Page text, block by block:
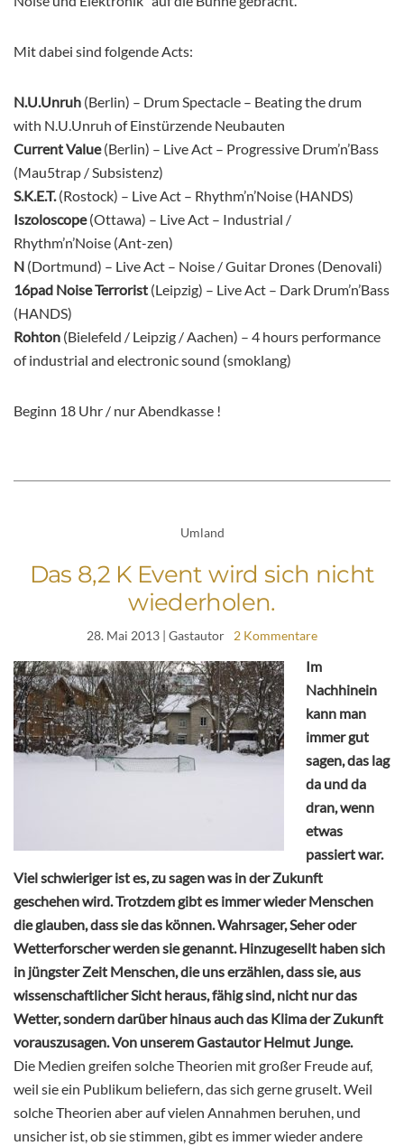
Mit dabei sind folgende Acts:
N.U.Unruh (Berlin) – Drum Spectacle – Beating the drum
with N.U.Unruh of Einstürzende Neubauten
Current Value(Berlin) – Live Act – Progressive Drum’n’Bass
(Mau5trap / Subsistenz)
S.K.E.T. (Rostock) – Live Act – Rhythm’n’Noise (HANDS)
Iszoloscope(Ottawa) – Live Act – Industrial /
Rhythm’n’Noise (Ant-zen)
N (Dortmund) – Live Act – Noise / Guitar Drones (Denovali)
16pad Noise Terrorist (Leipzig) – Live Act – Dark Drum’n’Bass
(HANDS)
Rohton (Bielefeld / Leipzig / Aachen) – 4 hours performance
of industrial and electronic sound (smoklang)
Beginn 18 Uhr / nur Abendkasse !
Umland
Das 8,2 K Event wird sich nicht
wiederholen.
28. Mai 2013 | Gastautor 2 Kommentare
Im
Nachhinein
kann man
immer gut
sagen, das lag
da und da
dran, wenn
etwas
passiert war.
Viel schwieriger ist es, zu sagen was in der Zukunft
geschehen wird. Trotzdem gibt es immer wieder Menschen
die glauben, dass sie das können. Wahrsager, Seher oder
Wetterforscher werden sie genannt. Hinzugesellt haben sich
in jüngster Zeit Menschen, die uns erzählen, dass sie, aus
wissenschaftlicher Sicht heraus, fähig sind, nicht nur das
Wetter, sondern darüber hinaus auch das Klima der Zukunft
vorauszusagen. Von unserem Gastautor Helmut Junge.
Die Medien greifen solche Theorien mit großer Freude auf,
weil sie ein Publikum beliefern, das sich gerne gruselt. Weil
solche Theorien aber auf vielen Annahmen beruhen, und
unsicher ist, ob sie stimmen, gibt es immer wieder andere